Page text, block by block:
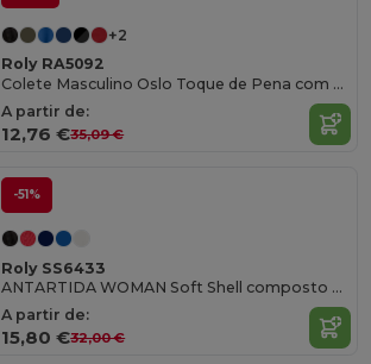
+2
Roly RA5092
Colete Masculino Oslo Toque de Pena com Bolsa
A partir de:
12,76 €35,09 €
-51%
Roly SS6433
ANTARTIDA WOMAN Soft Shell composto com 2 camadas
A partir de:
15,80 €32,00 €